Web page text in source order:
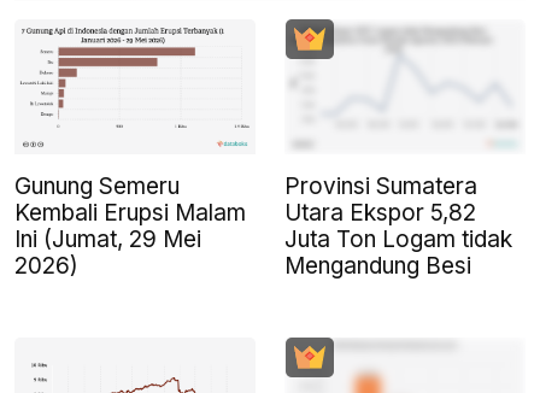
Gunung Semeru
Kembali Erupsi Malam
Ini (Jumat, 29 Mei
2026)
Provinsi Sumatera
Utara Ekspor 5,82
Juta Ton Logam tidak
Mengandung Besi